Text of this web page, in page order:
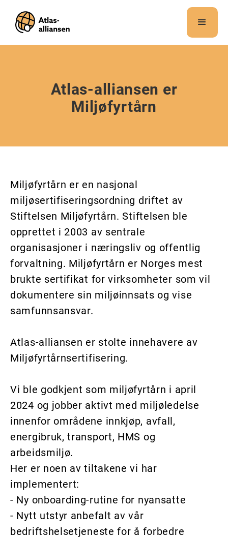
Dette
nettstedet
Atlas-alliansen er
Miljøfyrtårn
Miljøfyrtårn er en nasjonal
miljøsertifiseringsordning driftet av
Stiftelsen Miljøfyrtårn. Stiftelsen ble
opprettet i 2003 av sentrale
organisasjoner i næringsliv og offentlig
forvaltning. Miljøfyrtårn er Norges mest
brukte sertifikat for virksomheter som vil
dokumentere sin miljøinnsats og vise
samfunnsansvar.
Atlas-alliansen er stolte innehavere av
Miljøfyrtårnsertifisering.
Vi ble godkjent som miljøfyrtårn i april
2024 og jobber aktivt med miljøledelse
innenfor områdene innkjøp, avfall,
energibruk, transport, HMS og
arbeidsmiljø.
Her er noen av tiltakene vi har
implementert:
- Ny onboarding-rutine for nyansatte
- Nytt utstyr anbefalt av vår
bedriftshelsetjeneste for å forbedre